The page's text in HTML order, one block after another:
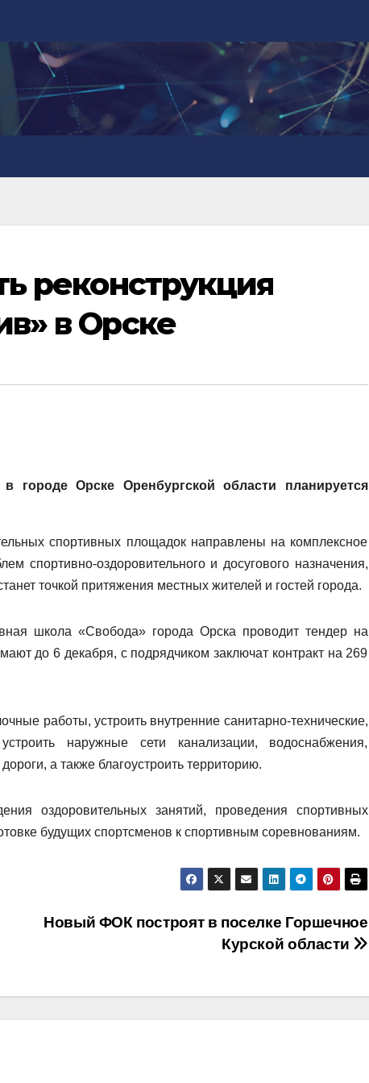
реконструкция
в Орске
городе Орске Оренбургской области планируется
спортивных площадок направлены на комплексное
спортивно-оздоровительного и досугового назначения,
точкой притяжения местных жителей и гостей города.
школа «Свобода» города Орска проводит тендер на
до 6 декабря, с подрядчиком заключат контракт на 269
работы, устроить внутренние санитарно-технические,
наружные сети канализации, водоснабжения,
а также благоустроить территорию.
оздоровительных занятий, проведения спортивных
будущих спортсменов к спортивным соревнованиям.
Новый ФОК построят в поселке Горшечное
Курской области